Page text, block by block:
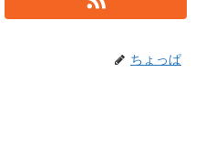
ちょっぱ